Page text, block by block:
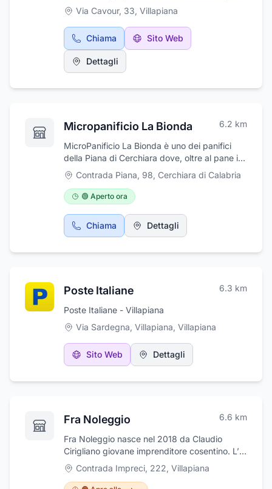
attivo sia in orario diurno che in orario
notturno. L'impresa di pompe funebri di
Villapiana, in provincia di Cosenza, opera in
tutto il comune dove ha sede ed in quello di
Trebisacce affiancando le famiglie gravate dal
lutto nell'organizzazione del funerale per il
disbrigo delle pratiche amministrative e
dell'allestimento degli addobbi. La serietà e la
sono la migliore garanzia della soddisfazione
dei clienti.
Via Cavour, 33, Villapiana
Chiama Sito Web
Dettagli
Micropanificio La Bionda 6.2 km
MicroPanificio La Bionda è uno dei panifici
della Piana di Cerchiara dove, oltre al pane in
tutti i formati, è possibile trovare tantissimi
prodotti da forno come focacce, pizze, taralli
e tanto altro. Offre anche servizio bar,
caffetteria e gastronomia. Vienici a trovare
nella tua pausa pranzo o per trascorrere
qualche oretta in compagnia di amici per
Contrada Piana, 98, Cerchiara di Calabria
🟢 Aperto ora
Chiama Dettagli
Poste Italiane 6.3 km
Poste Italiane - Villapiana
Via Sardegna, Villapiana, Villapiana
Sito Web Dettagli
Fra Noleggio 6.6 km
Fra Noleggio nasce nel 2018 da Claudio
Cirigliano giovane imprenditore cosentino. L’
azienda s’impone fin da subito sul territorio
come leader grazie all'elevata competenza
Contrada Impreci, 222, Villapiana